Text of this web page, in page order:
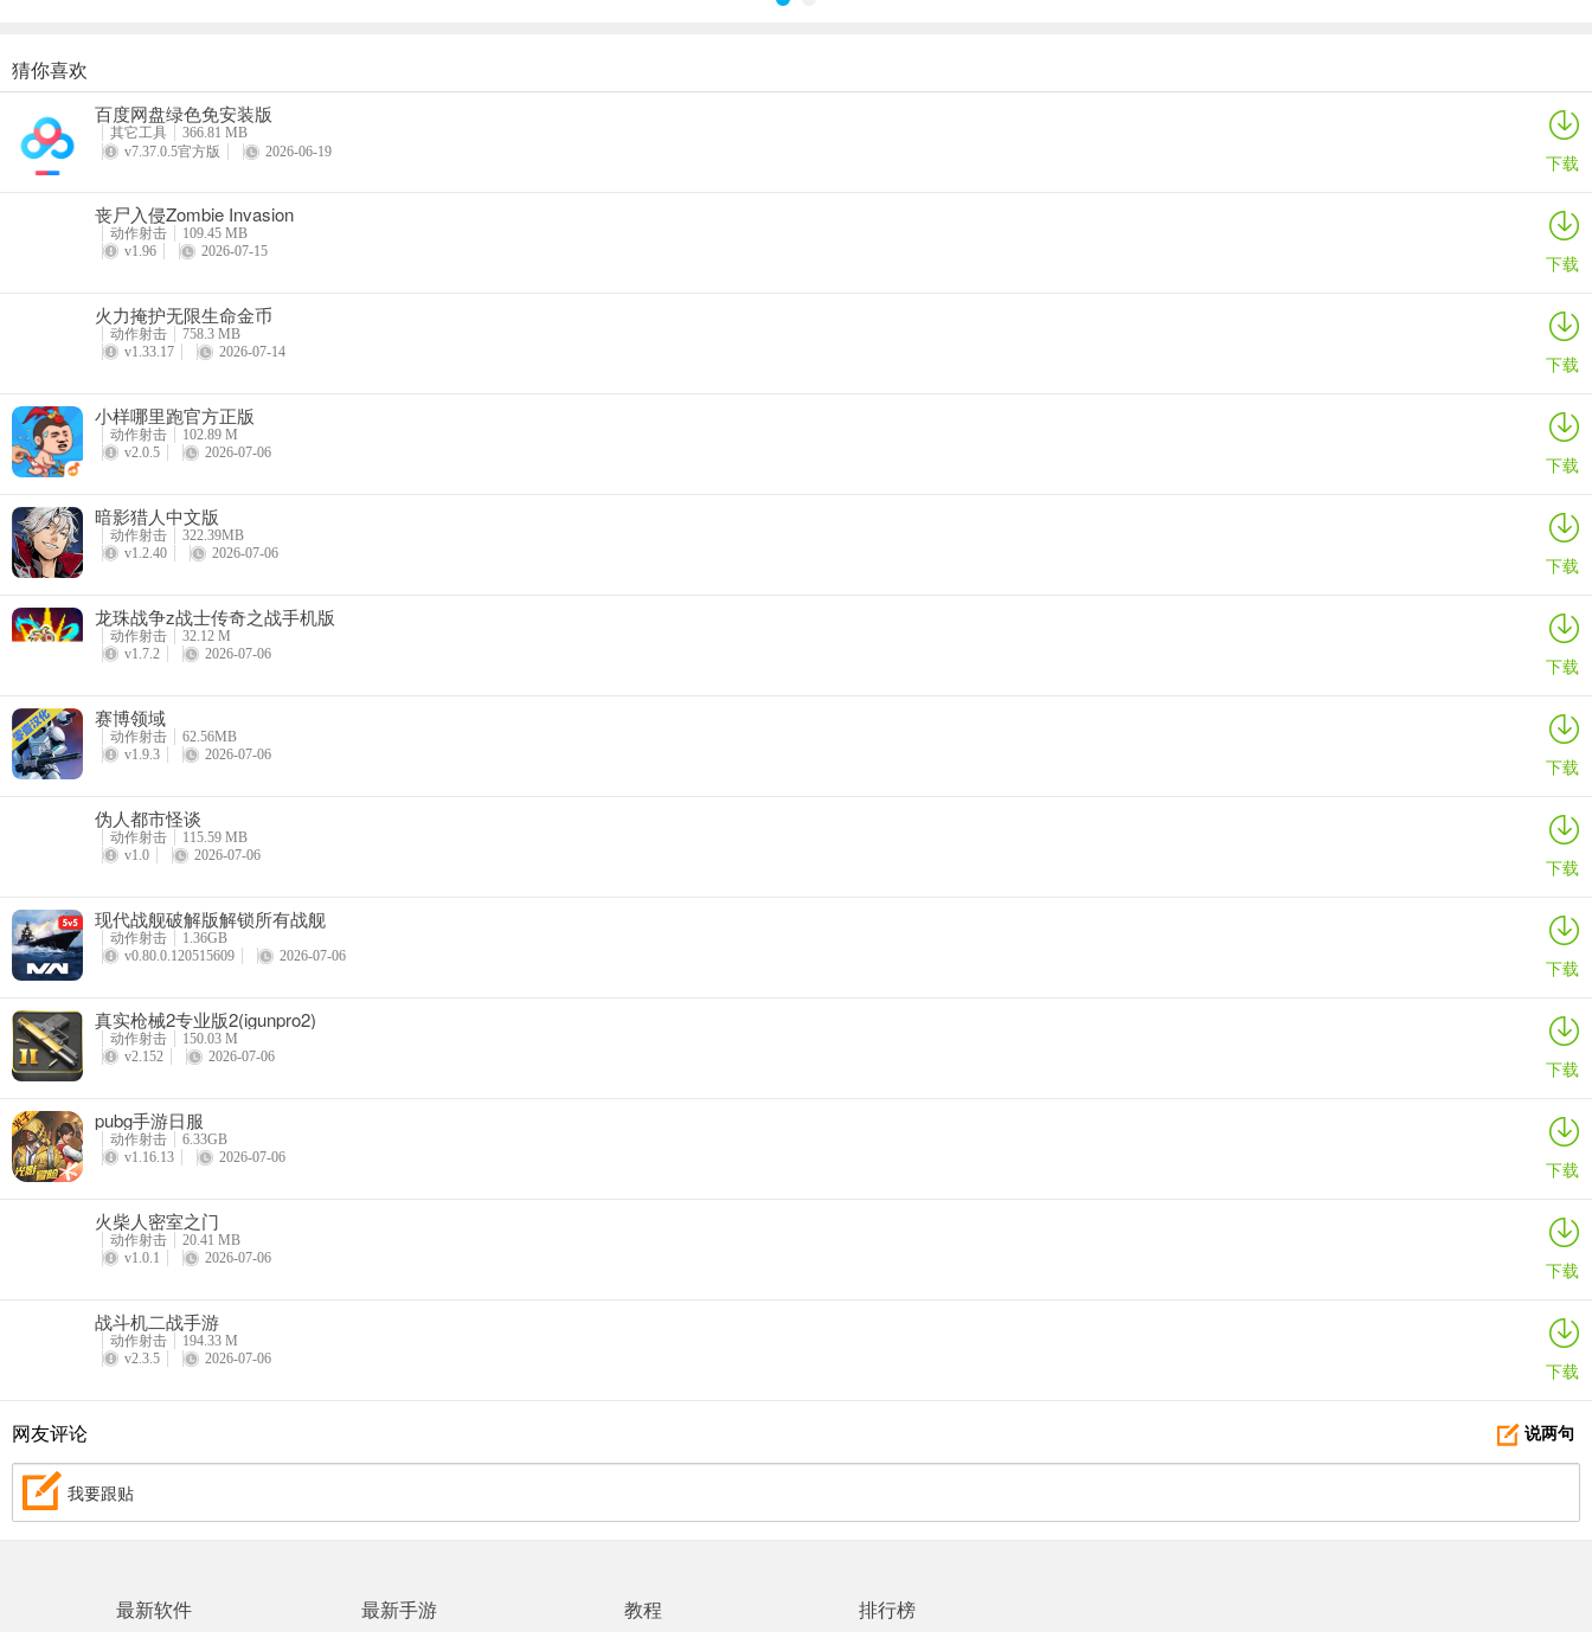
潜行大师内置作弊菜单最新版
详情
潜行大师无限钞票无广告
潜行大师国际服最新版本
潜行大师2023破解版英雄币不减反增
猜你喜欢
百度网盘绿色免安装版
其它工具
366.81 MB
v7.37.0.5官方版
2026-06-19 下载
丧尸入侵Zombie Invasion
动作射击
109.45 MB
v1.96
2026-07-15 下载
火力掩护无限生命金币
动作射击
758.3 MB
v1.33.17
2026-07-14 下载
小样哪里跑官方正版
动作射击
102.89 M
v2.0.5
2026-07-06 下载
暗影猎人中文版
动作射击
322.39MB
v1.2.40
2026-07-06 下载
龙珠战争z战士传奇之战手机版
动作射击
32.12 M
v1.7.2
2026-07-06 下载
赛博领域
动作射击
62.56MB
v1.9.3
2026-07-06 下载
伪人都市怪谈
动作射击
115.59 MB
v1.0
2026-07-06 下载
现代战舰破解版解锁所有战舰
动作射击
1.36GB
v0.80.0.120515609
2026-07-06 下载
真实枪械2专业版2(igunpro2)
动作射击
150.03 M
v2.152
2026-07-06 下载
pubg手游日服
动作射击
6.33GB
v1.16.13
2026-07-06 下载
火柴人密室之门
动作射击
20.41 MB
v1.0.1
2026-07-06 下载
战斗机二战手游
动作射击
194.33 M
v2.3.5
2026-07-06 下载
说两句
网友评论
我要跟贴
最新软件 最新手游 教程 排行榜